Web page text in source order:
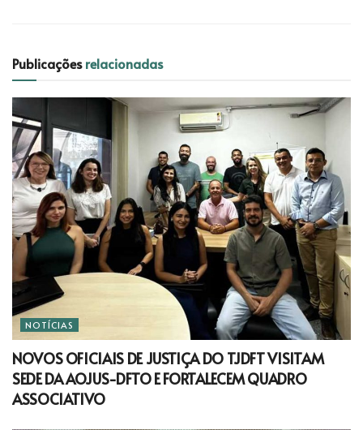
Publicaçõesrelacionadas
NOTÍCIAS
NOVOS OFICIAIS DE JUSTIÇA DO TJDFT VISITAM
SEDE DA AOJUS-DFTO E FORTALECEM QUADRO
ASSOCIATIVO